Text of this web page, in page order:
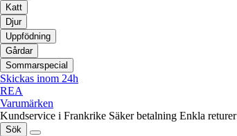
Katt
Djur
Uppfödning
Gårdar
Sommarspecial
Skickas inom 24h
REA
Varumärken
Kundservice i Frankrike Säker betalning Enkla returer
Sök